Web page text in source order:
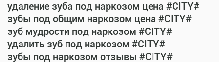
удаление зуба под наркозом цена #CITY#
зубы под общим наркозом цена #CITY#
зуб мудрости под наркозом #CITY#
удалить зуб под наркозом #CITY#
зубы под наркозом отзывы #CITY#